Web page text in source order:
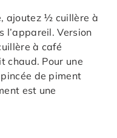
ajoutez ½ cuillère à
l’appareil. Version
à café
chaud. Pour une
de piment
est une